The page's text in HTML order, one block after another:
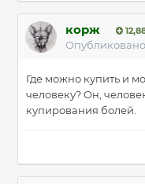
корж
Опубликовано
Где можно купить и
человеку? Он,
купирования болей.